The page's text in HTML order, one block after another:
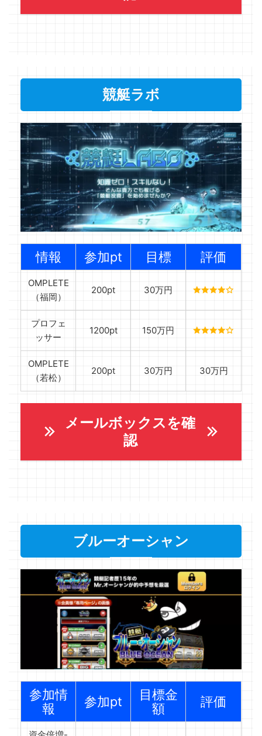
競艇ラボ
情報 参加pt 目標 評価
OMPLETE
（福岡）
200pt 30万円
プロフェ
ッサー
1200pt 150万円
OMPLETE
（若松）
200pt 30万円 30万円
メールボックスを確
認
ブルーオーシャン
参加情
報
参加pt
目標金
額
評価